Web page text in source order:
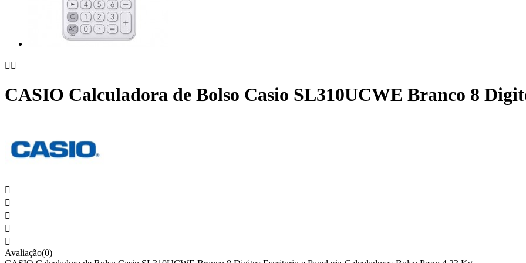
 
CASIO Calculadora de Bolso Casio SL310UCWE Branco 8





Avaliação(0)